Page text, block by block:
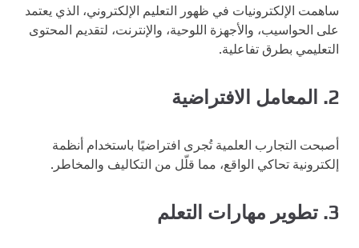
ساهمت الإلكترونيات في ظهور التعليم الإلكتروني، الذي يعتمد
على الحواسيب، والأجهزة اللوحية، والإنترنت، لتقديم المحتوى
التعليمي بطرق تفاعلية.
2. المعامل الافتراضية
أصبحت التجارب العلمية تُجرى افتراضيًا باستخدام أنظمة
إلكترونية تحاكي الواقع، مما قلّل من التكاليف والمخاطر.
3. تطوير مهارات التعلم